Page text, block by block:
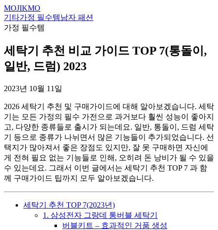
MOJIKMO
기타가정 필수템남자 패션
가정 필수템
세탁기 추천 비교 가이드 TOP 7(통돌이,
일반, 드럼) 2023
2023년 10월 11일
2026 세탁기 추천 및 구매가이드에 대해 알아보겠습니다. 세탁
기는 모든 가정의 필수 가전으로 과거보다 훨씬 성능이 좋아지
고, 다양한 종류들로 출시가 되는데요. 일반, 통돌이, 드럼 세탁
기 등으로 종류가 나뉘면서 많은 기능들이 추가되었습니다. 선
택지가 많아져서 좋은 장점도 있지만, 잘 못 구매하면 자신에
게 전혀 필요 없는 기능들로 인해, 오히려 돈 낭비가 될 수 있을
수 있는데요. 그래서 이번 글에서는 세탁기 추천 TOP 7 과 함
께 구매가이드 팁까지 모두 알아보겠습니다.
세탁기 추천 TOP 7(2023년)
1. 삼성전자 그랑데 통버블 세탁기
버블키트 – 효과적인 거품 생성